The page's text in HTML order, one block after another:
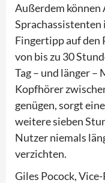
Außerdem können
Fingertipp auf den
von bis zu 30
Tag – und länger –
Kopfhörer
genügen, sorgt
weitere sieben
Nutzer niemals
verzichten.
Giles Pocock,